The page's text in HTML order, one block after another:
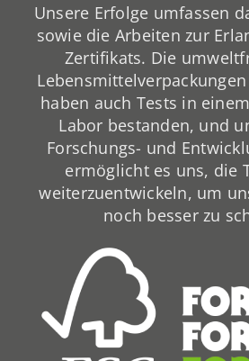
Unsere Erfolge umfassen
sowie die Arbeiten zur
Zertifikats. Die
haben auch Tests in
Labor bestanden, und
Forschungs- und
ermöglicht es uns, die
weiterzuentwickeln, um
noch besser zu